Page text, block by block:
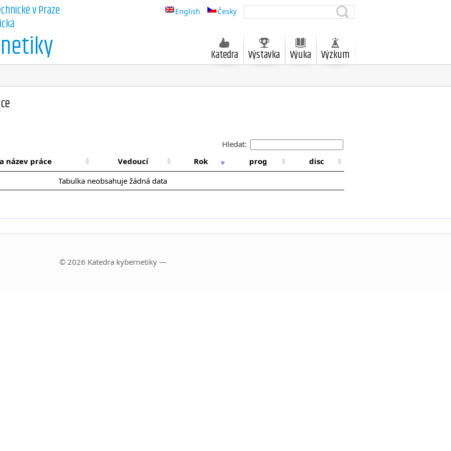
English Česky
v Praze
Katedra Výstavka Výuka Výzkum
Hledat:
název práce Vedoucí Rok prog
disc
Tabulka neobsahuje žádná data
© 2026 Katedra kybernetiky —